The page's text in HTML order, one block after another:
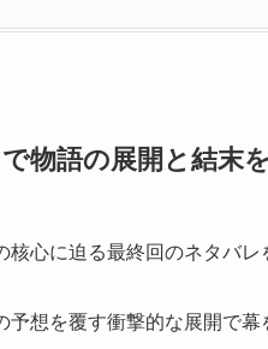
物語の展開と結末
心に迫る最終回のネタバレ
想を覆す衝撃的な展開で幕